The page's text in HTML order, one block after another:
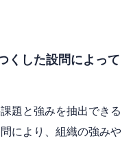
くした設問によって
題と強みを抽出できる
により、組織の強みや